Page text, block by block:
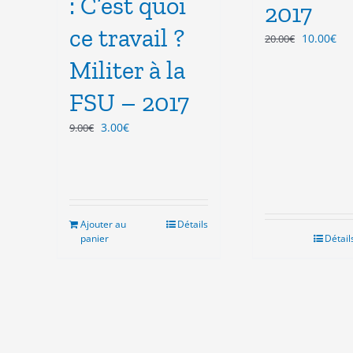
ce travail ?
Militer à la
FSU – 2017
9.00€ Le
3.00€Le
Ajouter au
panier
Détails
2017
20.00€ Le
10.00€Le